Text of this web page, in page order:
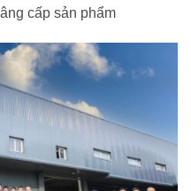
cấp sản phẩm